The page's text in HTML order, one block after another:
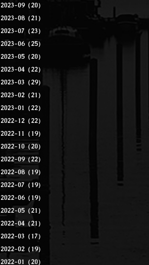
2023-09（20）
2023-08（21）
2023-07（23）
2023-06（25）
2023-05（20）
2023-04（22）
2023-03（29）
2023-02（21）
2023-01（22）
2022-12（22）
2022-11（19）
2022-10（20）
2022-09（22）
2022-08（19）
2022-07（19）
2022-06（19）
2022-05（21）
2022-04（21）
2022-03（17）
2022-02（19）
2022-01（20）